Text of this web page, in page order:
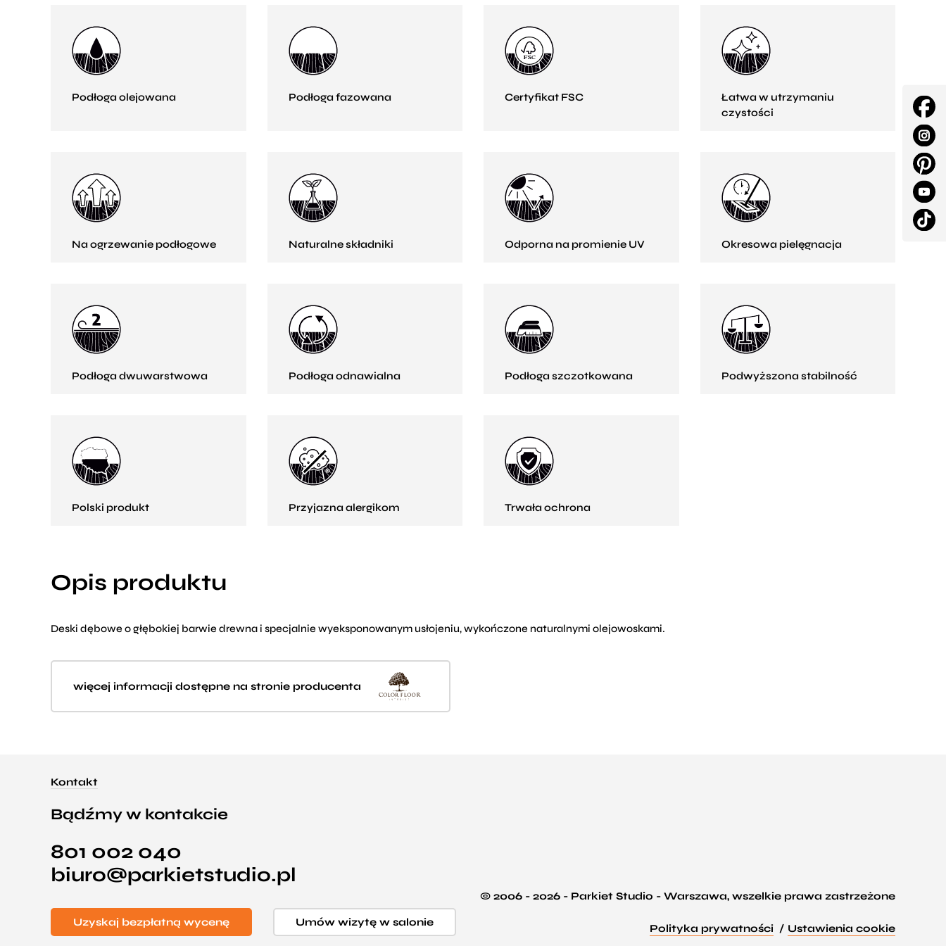
Podłoga olejowana Podłoga fazowana Certyfikat FSC
Łatwa w utrzymaniu
czystości
Na ogrzewanie podłogowe Naturalne składniki Odporna na promienie UV Okresowa pielęgnacja
Podłoga dwuwarstwowa Podłoga odnawialna Podłoga szczotkowana Podwyższona stabilność
Polski produkt Przyjazna alergikom Trwała ochrona
Opis produktu
Deski dębowe o głębokiej barwie drewna i specjalnie wyeksponowanym usłojeniu, wykończone naturalnymi olejowoskami.
więcej informacji dostępne na stronie producenta
Kontakt
Bądźmy w kontakcie
801 002 040
biuro@parkietstudio.pl
Uzyskaj bezpłatną wycenę Umów wizytę w salonie
© 2006 - 2026 - Parkiet Studio - Warszawa, wszelkie prawa zastrzeżone
Polityka prywatności Ustawienia cookie